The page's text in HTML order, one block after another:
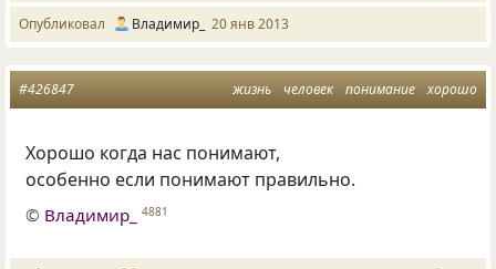
Опубликовал Владимир_ 20 янв 2013
жизнь человек понимание хорошо
#426847
Хорошо когда нас понимают,
особенно если понимают правильно.
© Владимир_ 4881